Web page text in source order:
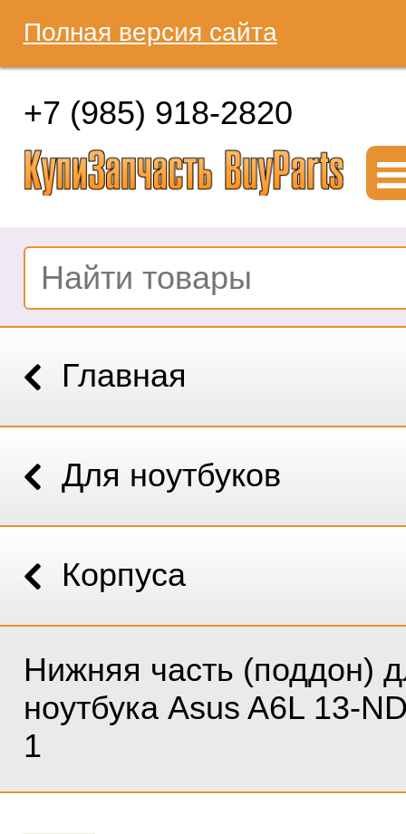
Полная версия сайта
+7 (985) 918-2820
Главная
Для ноутбуков
Корпуса
Нижняя часть (поддон)
ноутбука Asus A6L 13-
1